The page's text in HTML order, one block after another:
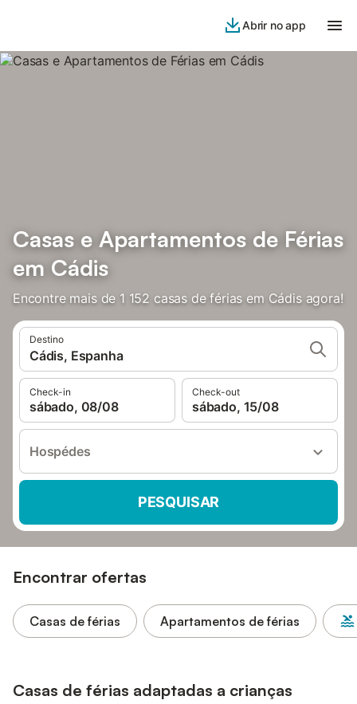
Abrir no app
Casas e Apartamentos de Férias
em Cádis
Encontre mais de 1 152 casas de férias em Cádis agora!
Destino
Cádis, Espanha
Check-in
sábado, 08/08
Check-out
sábado, 15/08
Hospédes
PESQUISAR
Encontrar ofertas
Casas de férias Apartamentos de férias
Casas de férias adaptadas a crianças